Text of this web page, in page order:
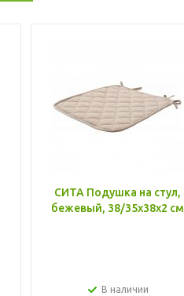
СИТА Подушка на стул,
бежевый, 38/35x38x2 см
В наличии